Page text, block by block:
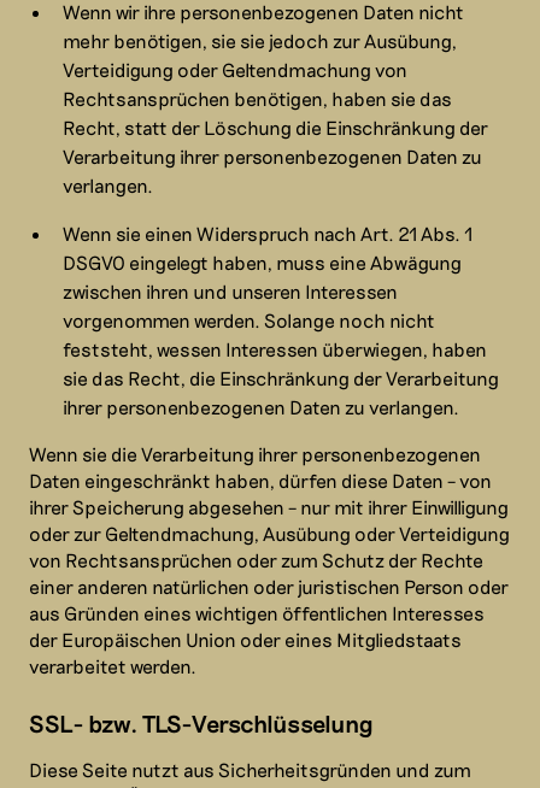
Wenn wir ihre personenbezogenen Daten nicht
mehr benötigen, sie sie jedoch zur Ausübung,
Verteidigung oder Geltendmachung von
Rechtsansprüchen benötigen, haben sie das
Recht, statt der Löschung die Einschränkung der
Verarbeitung ihrer personenbezogenen Daten zu
verlangen.
Wenn sie einen Widerspruch nach Art. 21 Abs. 1
DSGVO eingelegt haben, muss eine Abwägung
zwischen ihren und unseren Interessen
vorgenommen werden. Solange noch nicht
feststeht, wessen Interessen überwiegen, haben
sie das Recht, die Einschränkung der Verarbeitung
ihrer personenbezogenen Daten zu verlangen.
Wenn sie die Verarbeitung ihrer personenbezogenen
Daten eingeschränkt haben, dürfen diese Daten – von
ihrer Speicherung abgesehen – nur mit ihrer Einwilligung
oder zur Geltendmachung, Ausübung oder Verteidigung
von Rechtsansprüchen oder zum Schutz der Rechte
einer anderen natürlichen oder juristischen Person oder
aus Gründen eines wichtigen öffentlichen Interesses
der Europäischen Union oder eines Mitgliedstaats
verarbeitet werden.
SSL- bzw. TLS-Verschlüsselung
Diese Seite nutzt aus Sicherheitsgründen und zum